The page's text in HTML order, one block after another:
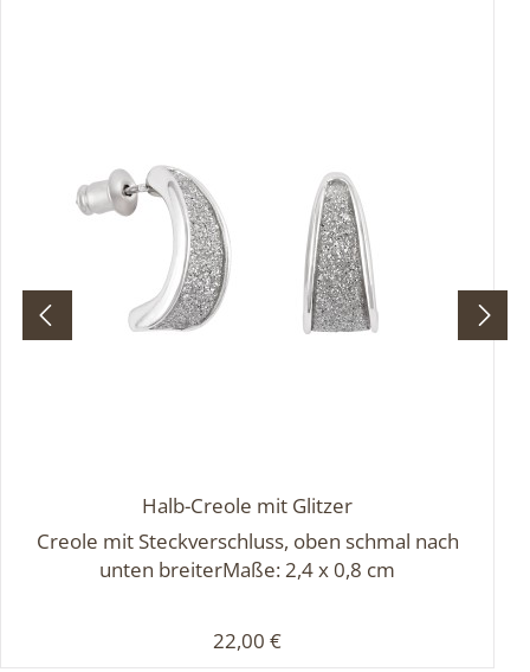
Halb-Creole mit Glitzer
Creole mit Steckverschluss, oben schmal nach
unten breiterMaße: 2,4 x 0,8 cm
Regulärer Preis:
22,00 €